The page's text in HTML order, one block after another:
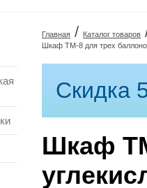
Главная / Каталог товаров
Шкаф ТМ-8 для трех
Скидка
Шкаф